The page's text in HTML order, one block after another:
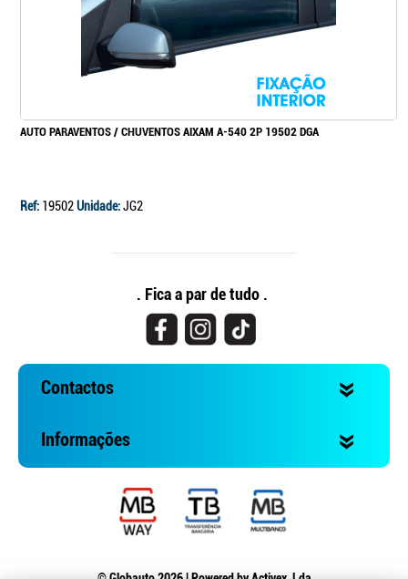
AUTO PARAVENTOS / CHUVENTOS AIXAM A-540 2P 19502 DGA
Ref: 19502Unidade:JG2
. Fica a par de tudo .
Contactos
Informações